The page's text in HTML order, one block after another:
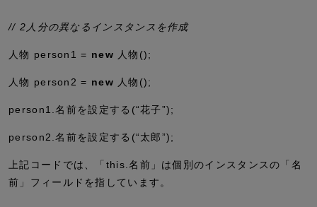
// 2人分の異なるインスタンスを作成
人物 person1 = new 人物();
人物 person2 = new 人物();
person1.名前を設定する(“花子”);
person2.名前を設定する(“太郎”);
上記コードでは、「 this.名前 」は個別のインスタンスの「名
前」フィールドを指しています。